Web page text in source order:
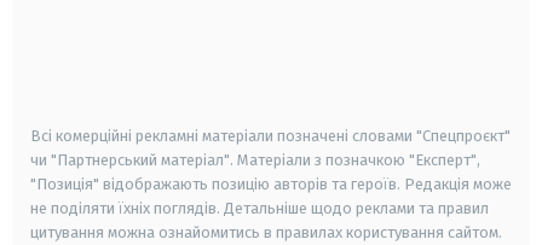
Всі комерційні рекламні матеріали позначені словами "Спецпроєкт"
чи "Партнерський матеріал". Матеріали з позначкою "Експерт",
"Позиція" відображають позицію авторів та героїв. Редакція може
не поділяти їхніх поглядів. Детальніше щодо реклами та правил
цитування можна ознайомитись в правилах користування сайтом.